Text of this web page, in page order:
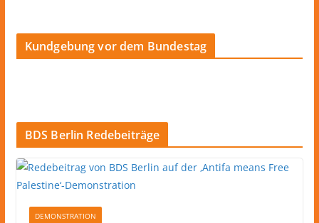
Kundgebung vor dem Bundestag
BDS Berlin Redebeiträge
DEMONSTRATION